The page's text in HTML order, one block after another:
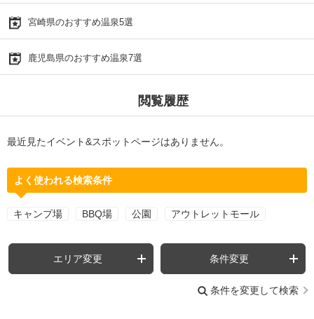
宮崎県のおすすめ温泉5選
鹿児島県のおすすめ温泉7選
閲覧履歴
最近見たイベント&スポットページはありません。
よく使われる検索条件
キャンプ場 BBQ場 公園 アウトレットモール
エリア変更 条件変更
条件を変更して検索